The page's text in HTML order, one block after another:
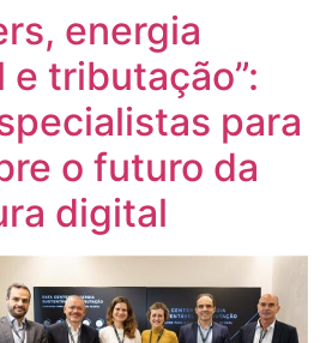
energia
tributação”:
para
o futuro da
digital